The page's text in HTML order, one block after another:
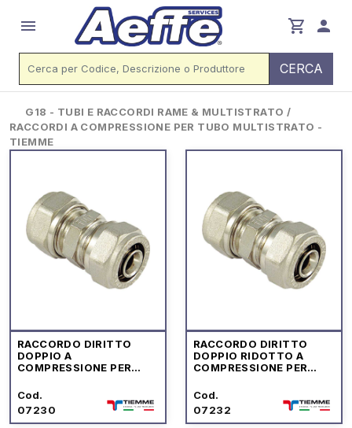
menu shopping_cart person
CERCA
G18 - TUBI E RACCORDI RAME & MULTISTRATO /
RACCORDI A COMPRESSIONE PER TUBO MULTISTRATO -
TIEMME
RACCORDO DIRITTO
DOPPIO A
COMPRESSIONE PER
ACQUA TM
Cod.
07230
RACCORDO DIRITTO
DOPPIO RIDOTTO A
COMPRESSIONE PER
Cod.
07232